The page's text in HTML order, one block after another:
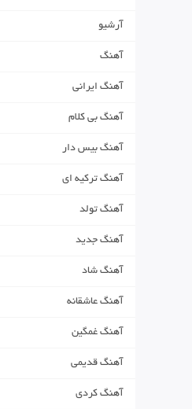
آرشیو
آهنگ
آهنگ ایرانی
آهنگ بی کلام
آهنگ بیس دار
آهنگ ترکیه ای
آهنگ تولد
آهنگ جدید
آهنگ شاد
آهنگ عاشقانه
آهنگ غمگین
آهنگ قدیمی
آهنگ کردی